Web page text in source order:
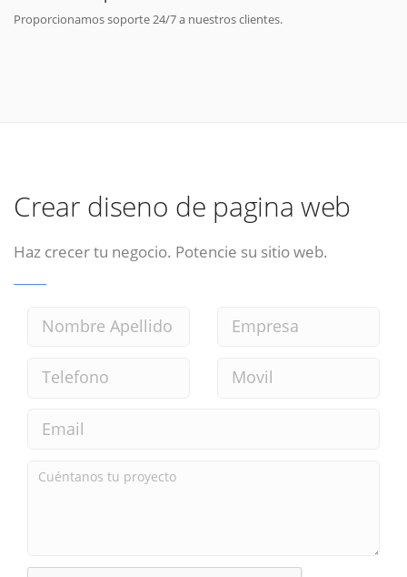
Proporcionamos soporte 24/7 a nuestros clientes.
Crear diseno de pagina web
Haz crecer tu negocio. Potencie su sitio web.